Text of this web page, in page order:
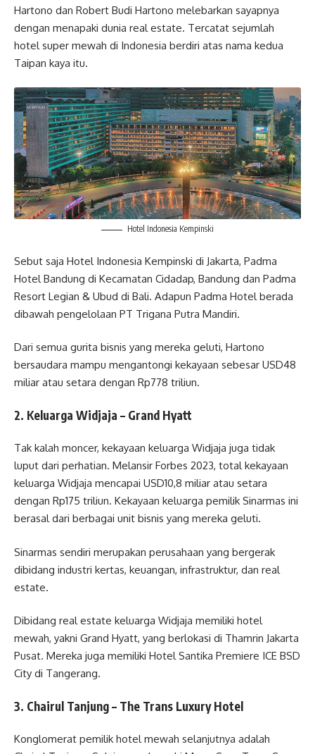
Hartono dan Robert Budi Hartono melebarkan sayapnya
dengan menapaki dunia real estate. Tercatat sejumlah
hotel super mewah di Indonesia berdiri atas nama kedua
Taipan kaya itu.
Hotel Indonesia Kempinski
Sebut saja Hotel Indonesia Kempinski di Jakarta, Padma
Hotel Bandung di Kecamatan Cidadap, Bandung dan Padma
Resort Legian & Ubud di Bali. Adapun Padma Hotel berada
dibawah pengelolaan PT Trigana Putra Mandiri.
Dari semua gurita bisnis yang mereka geluti, Hartono
bersaudara mampu mengantongi kekayaan sebesar USD48
miliar atau setara dengan Rp778 triliun.
2. Keluarga Widjaja – Grand Hyatt
Tak kalah moncer, kekayaan keluarga Widjaja juga tidak
luput dari perhatian. Melansir Forbes 2023, total kekayaan
keluarga Widjaja mencapai USD10,8 miliar atau setara
dengan Rp175 triliun. Kekayaan keluarga pemilik Sinarmas ini
berasal dari berbagai unit bisnis yang mereka geluti.
Sinarmas sendiri merupakan perusahaan yang bergerak
dibidang industri kertas, keuangan, infrastruktur, dan real
estate.
Dibidang real estate keluarga Widjaja memiliki hotel
mewah, yakni Grand Hyatt, yang berlokasi di Thamrin Jakarta
Pusat. Mereka juga memiliki Hotel Santika Premiere ICE BSD
City di Tangerang.
3. Chairul Tanjung – The Trans Luxury Hotel
Konglomerat pemilik hotel mewah selanjutnya adalah